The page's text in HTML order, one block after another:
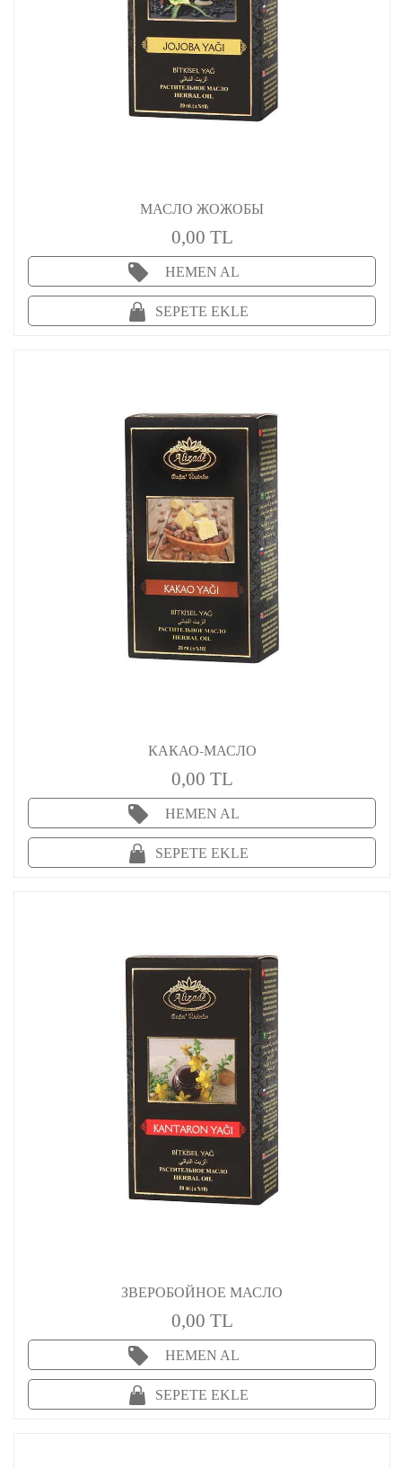
МАСЛО ЖОЖОБЫ
0,00 TL
HEMEN AL
SEPETE EKLE
КАКАО-МАСЛО
0,00 TL
HEMEN AL
SEPETE EKLE
ЗВЕРОБОЙНОЕ МАСЛО
0,00 TL
HEMEN AL
SEPETE EKLE